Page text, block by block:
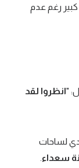
رغم عدم
"انظروا لقد
لساحات
سعداء.